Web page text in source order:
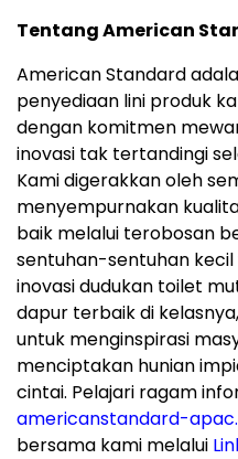
Tentang American
American Standard
penyediaan lini produk
dengan komitmen
inovasi tak tertandingi
Kami digerakkan oleh
menyempurnakan
baik melalui terobosan
sentuhan-sentuhan
inovasi dudukan toilet
dapur terbaik di
untuk menginspirasi
menciptakan hunian
cintai. Pelajari ragam
americanstandard-
bersama kami melalui